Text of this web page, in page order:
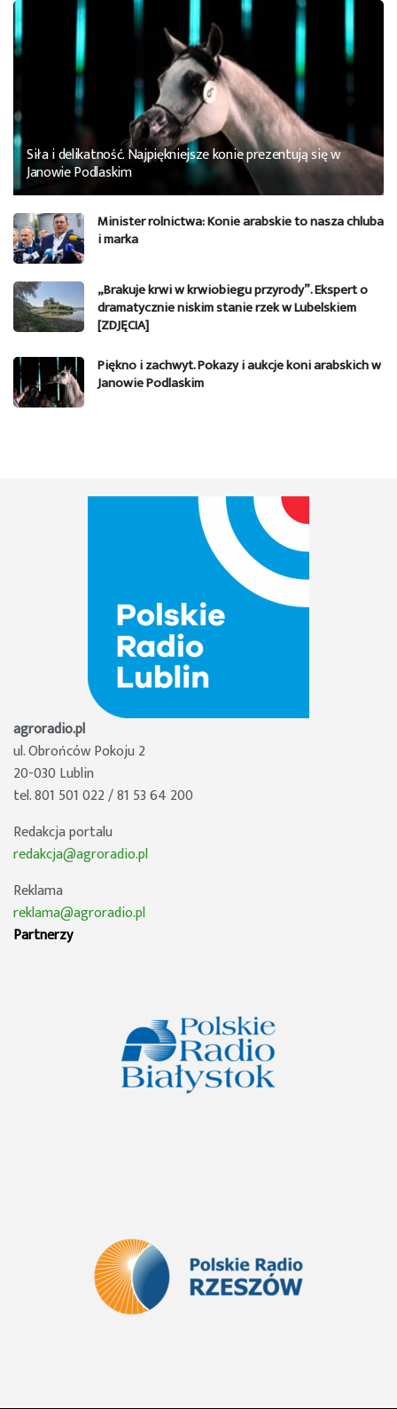
Siła i delikatność. Najpiękniejsze konie prezentują się w
Janowie Podlaskim
Minister rolnictwa: Konie arabskie to nasza chluba
i marka
„Brakuje krwi w krwiobiegu przyrody”. Ekspert o
dramatycznie niskim stanie rzek w Lubelskiem
[ZDJĘCIA]
Piękno i zachwyt. Pokazy i aukcje koni arabskich w
Janowie Podlaskim
agroradio.pl
ul. Obrońców Pokoju 2
20-030 Lublin
tel. 801 501 022 / 81 53 64 200
Redakcja portalu
redakcja@agroradio.pl
Reklama
reklama@agroradio.pl
Partnerzy